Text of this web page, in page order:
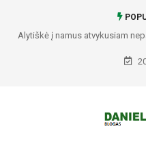
atidavė 15 tūkst. eurų –